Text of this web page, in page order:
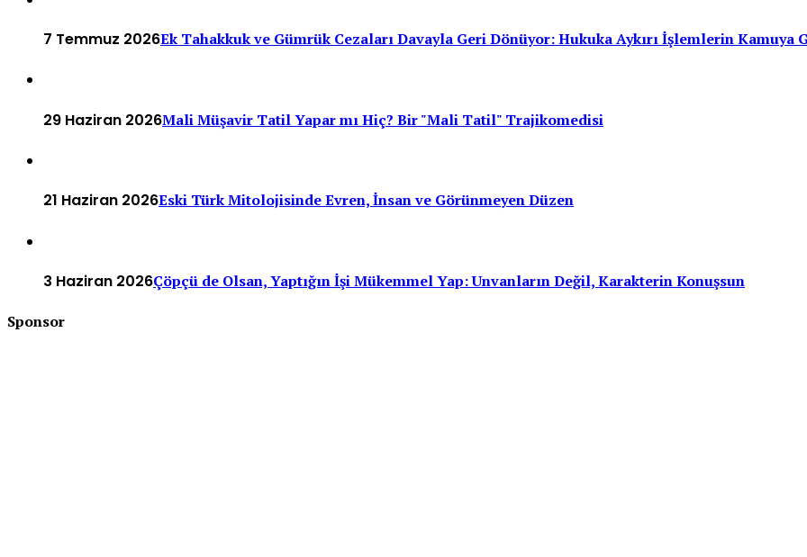
7 Temmuz 2026Ek Tahakkuk ve Gümrük Cezaları Davayla Geri Dönüyor: Hukuka Aykırı İşlemlerin Kamuya
29 Haziran 2026Mali Müşavir Tatil Yapar mı Hiç? Bir "Mali Tatil" Trajikomedisi
21 Haziran 2026Eski Türk Mitolojisinde Evren, İnsan ve Görünmeyen Düzen
3 Haziran 2026Çöpçü de Olsan, Yaptığın İşi Mükemmel Yap: Unvanların Değil, Karakterin Konuşsun
Sponsor